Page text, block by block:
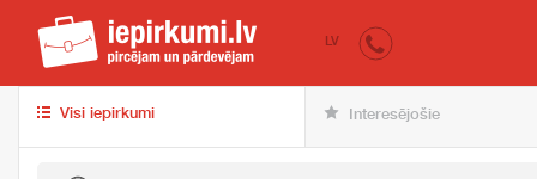
iepirkumi.lv
LV
Visi iepirkumi Interesējošie